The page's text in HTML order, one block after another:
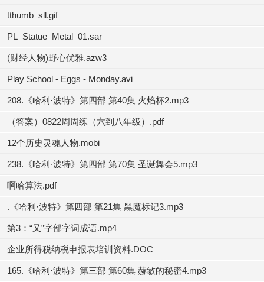
tthumb_sll.gif
PL_Statue_Metal_01.sar
(财经人物)野心优雅.azw3
Play School - Eggs - Monday.avi
208.《哈利·波特》第四部 第40集 火焰杯2.mp3
（答案）0822周周练（六到八年级）.pdf
12个历史灵魂人物.mobi
238.《哈利·波特》第四部 第70集 圣诞舞会5.mp3
啊哈算法.pdf
.《哈利·波特》第四部 第21集 黑魔标记3.mp3
第3：“又”字部字词成语.mp4
企业所得税纳税申报表培训资料.DOC
165.《哈利·波特》第三部 第60集 赫敏的秘密4.mp3